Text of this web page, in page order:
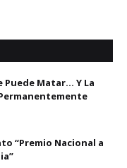
Puede Matar… Y La
“Premio Nacional a